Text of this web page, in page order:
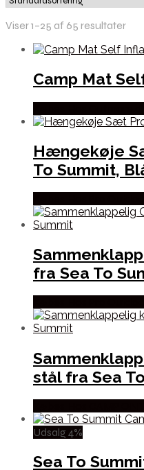
Viser 1–25 af 65 resultater
Camp Mat
Hængekøje
To Summit,
fra Sea To
stål fra Sea
Udsalg 4%
Sea To